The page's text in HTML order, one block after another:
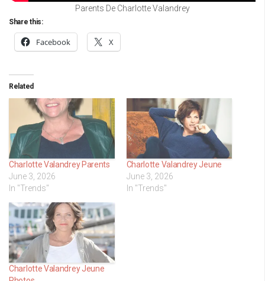
Parents De Charlotte Valandrey
Share this:
Facebook X
Related
Charlotte Valandrey Parents
June 3, 2026
In "Trends"
Charlotte Valandrey Jeune
June 3, 2026
In "Trends"
Charlotte Valandrey Jeune